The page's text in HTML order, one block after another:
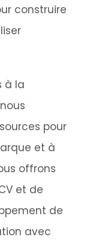
construire
à la
pour
et à
offrons
et de
de
avec